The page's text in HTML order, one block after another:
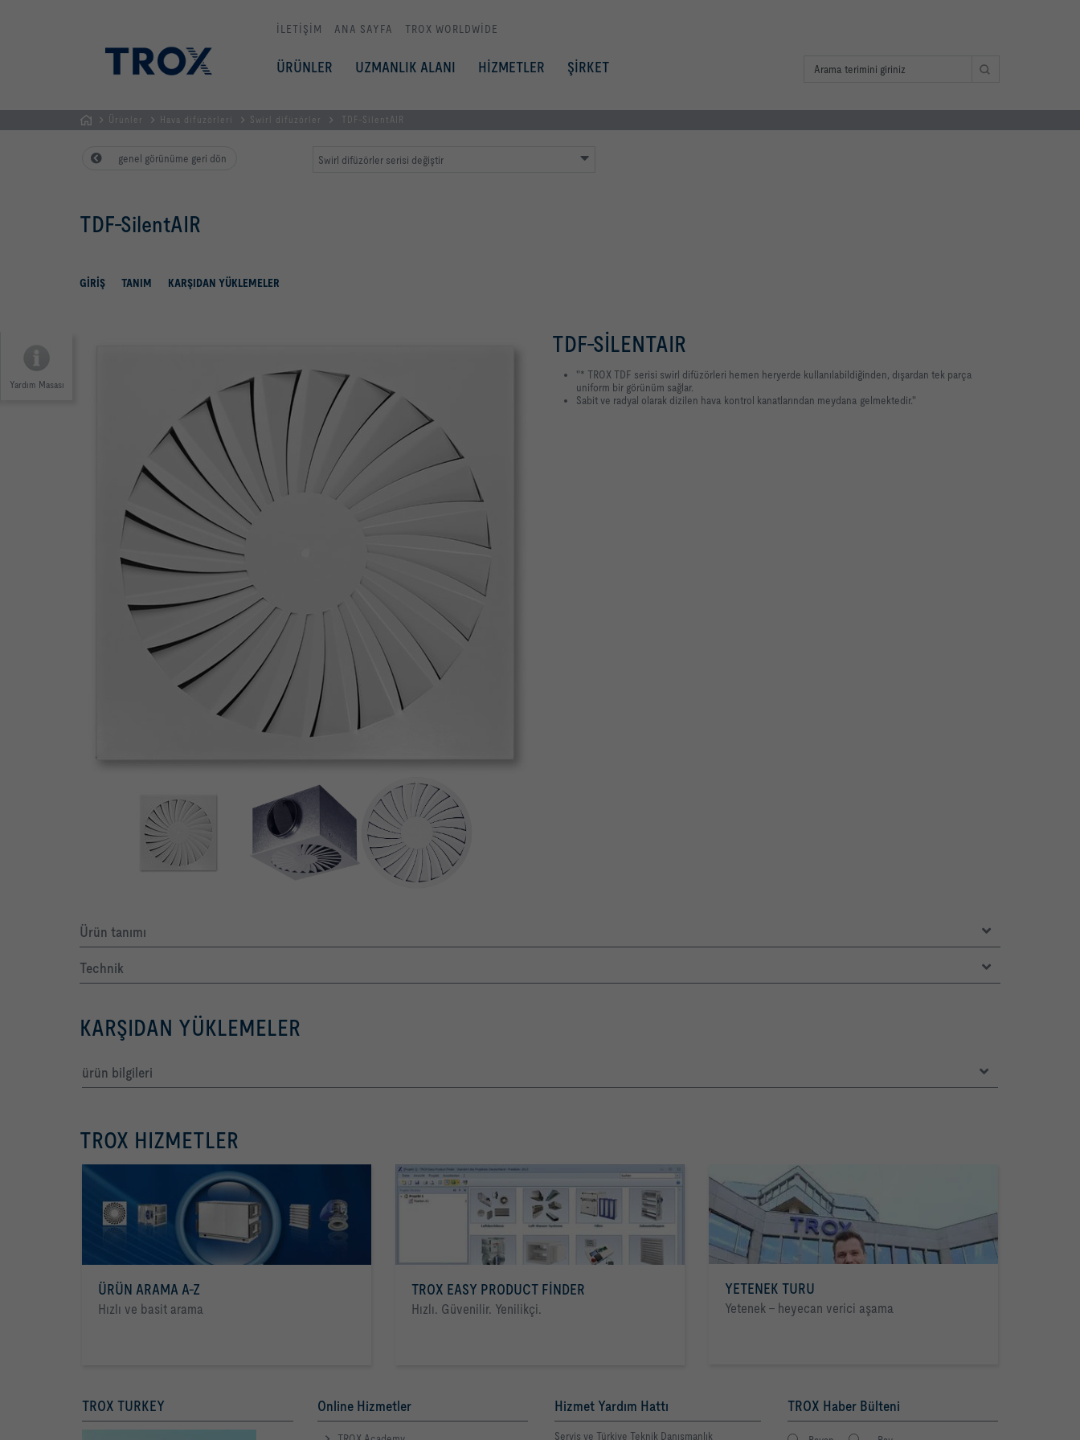
İLETİŞİM ANA SAYFA TROX WORLDWIDE
ÜRÜNLER UZMANLIK ALANI HİZMETLER ŞİRKET
SAYFASI
Ürünler Hava difüzörleri Swirl difüzörler TDF-SilentAIR
genel görünüme geri dön Swirl difüzörler serisi değiştir
TDF-SilentAIR
GIRIŞ TANIM KARŞIDAN YÜKLEMELER
Yardım Masası
TDF-SILENTAIR
"* TROX TDF serisi swirl difüzörleri hemen heryerde kullanılabildiğinden, dışardan tek parça
uniform bir görünüm sağlar.
Sabit ve radyal olarak dizilen hava kontrol kanatlarından meydana gelmektedir."
Ürün tanımı
Technik
KARŞIDAN YÜKLEMELER
ürün bilgileri
TROX HIZMETLER
ÜRÜN ARAMA A-Z
Hızlı ve basit arama
TROX EASY PRODUCT FINDER
Hızlı. Güvenilir. Yenilikçi.
YETENEK TURU
Yetenek - heyecan verici aşama
TROX TURKEY Online Hizmetler Hizmet Yardım Hattı
Servis ve Türkiye Teknik Danışmanlık
TROX Haber Bülteni